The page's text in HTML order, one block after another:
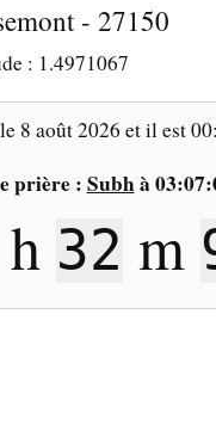
- 27150
: 1.4971067
8 août 2026 et il est
prière : Subhà
h 32 m